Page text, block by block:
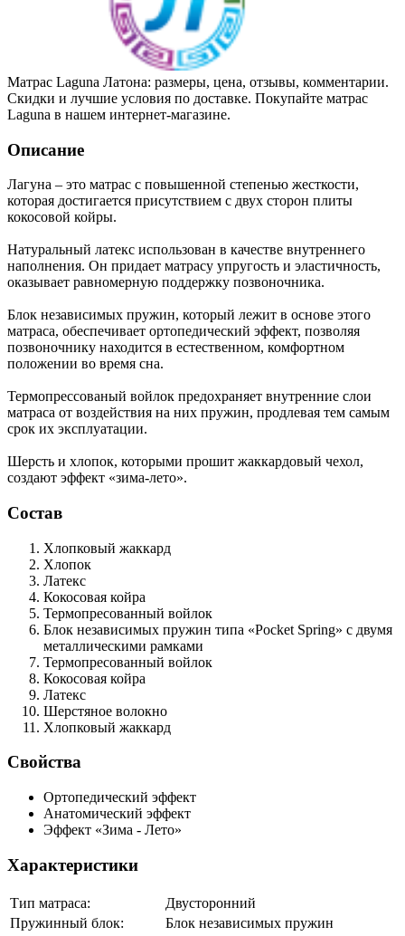
Матрас Laguna Латона: размеры, цена, отзывы, комментарии.
Скидки и лучшие условия по доставке. Покупайте матрас
Laguna в нашем интернет-магазине.
Описание
Лагуна – это матрас с повышенной степенью жесткости,
которая достигается присутствием с двух сторон плиты
кокосовой койры.
Натуральный латекс использован в качестве внутреннего
наполнения. Он придает матрасу упругость и эластичность,
оказывает равномерную поддержку позвоночника.
Блок независимых пружин, который лежит в основе этого
матраса, обеспечивает ортопедический эффект, позволяя
позвоночнику находится в естественном, комфортном
положении во время сна.
Термопрессованый войлок предохраняет внутренние слои
матраса от воздействия на них пружин, продлевая тем самым
срок их эксплуатации.
Шерсть и хлопок, которыми прошит жаккардовый чехол,
создают эффект «зима-лето».
Состав
Хлопковый жаккард
Хлопок
Латекс
Кокосовая койра
Термопресованный войлок
Блок независимых пружин типа «Pocket Spring» с двумя
металлическими рамками
Термопресованный войлок
Кокосовая койра
Латекс
Шерстяное волокно
Хлопковый жаккард
Свойства
Ортопедический эффект
Анатомический эффект
Эффект «Зима - Лето»
Характеристики
Тип матраса:
Двусторонний
Пружинный блок:
Блок независимых пружин